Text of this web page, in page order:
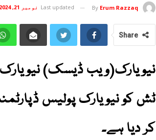
By Erum Razzaq
Last updated نومبر 21, 2024
Share
نیویارک(ویب ڈیسک)
ٹش کو نیویارک پولیس
کر دیا ہے۔